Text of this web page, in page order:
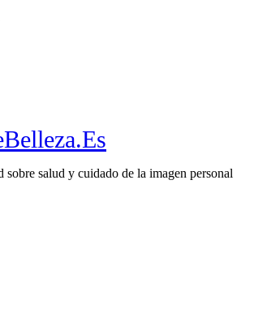
sobre salud y cuidado de la imagen personal